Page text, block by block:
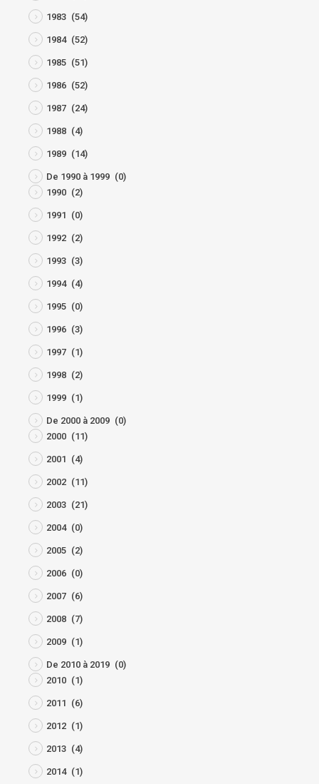
1983 (54)
1984 (52)
1985 (51)
1986 (52)
1987 (24)
1988 (4)
1989 (14)
De 1990 à 1999 (0)
1990 (2)
1991 (0)
1992 (2)
1993 (3)
1994 (4)
1995 (0)
1996 (3)
1997 (1)
1998 (2)
1999 (1)
De 2000 à 2009 (0)
2000 (11)
2001 (4)
2002 (11)
2003 (21)
2004 (0)
2005 (2)
2006 (0)
2007 (6)
2008 (7)
2009 (1)
De 2010 à 2019 (0)
2010 (1)
2011 (6)
2012 (1)
2013 (4)
2014 (1)